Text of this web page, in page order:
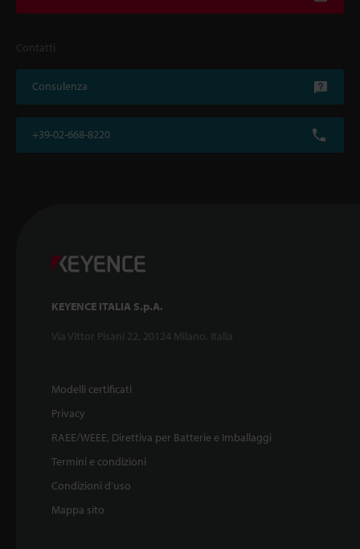
Contatti
Consulenza
+39-02-668-8220
KEYENCE ITALIA S.p.A.
Via Vittor Pisani 22, 20124 Milano, Italia
Modelli certificati
Privacy
RAEE/WEEE, Direttiva per Batterie e Imballaggi
Termini e condizioni
Condizioni d'uso
Mappa sito